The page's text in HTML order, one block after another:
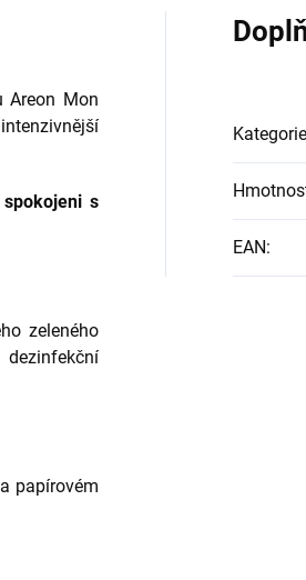
Areon Mon
s
zeleného
papírovém
Kategorie
EAN: